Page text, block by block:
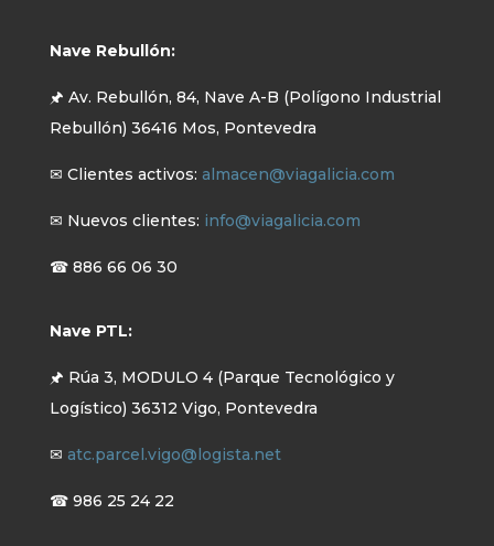
Nave Rebullón:
🖈 Av. Rebullón, 84, Nave A-B (Polígono Industrial
Rebullón) 36416 Mos, Pontevedra
✉ Clientes activos: almacen@viagalicia.com
✉ Nuevos clientes: info@viagalicia.com
☎ 886 66 06 30
Nave PTL:
🖈 Rúa 3, MODULO 4 (Parque Tecnológico y
Logístico) 36312 Vigo, Pontevedra
✉ atc.parcel.vigo@logista.net
☎ 986 25 24 22